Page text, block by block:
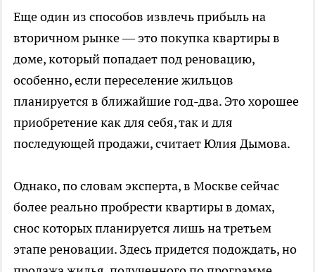
Еще один из способов извлечь прибыль на
вторичном рынке — это покупка квартиры в
доме, который попадает под реновацию,
особенно, если переселение жильцов
планируется в ближайшие год-два. Это хорошее
приобретение как для себя, так и для
последующей продажи, считает Юлия Дымова.
Однако, по словам эксперта, в Москве сейчас
более реально пробрести квартиры в домах,
снос которых планируется лишь на третьем
этапе реновации. Здесь придется подождать, но